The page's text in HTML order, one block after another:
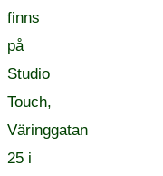
finns
på
Studio
Touch,
Väringgatan
25 i